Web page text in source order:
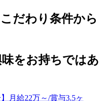
だわり条件から
をお持ちではあ